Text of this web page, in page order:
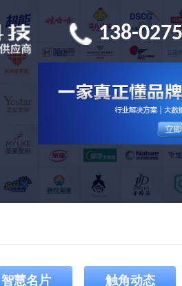
138-
智慧名片 触角动态